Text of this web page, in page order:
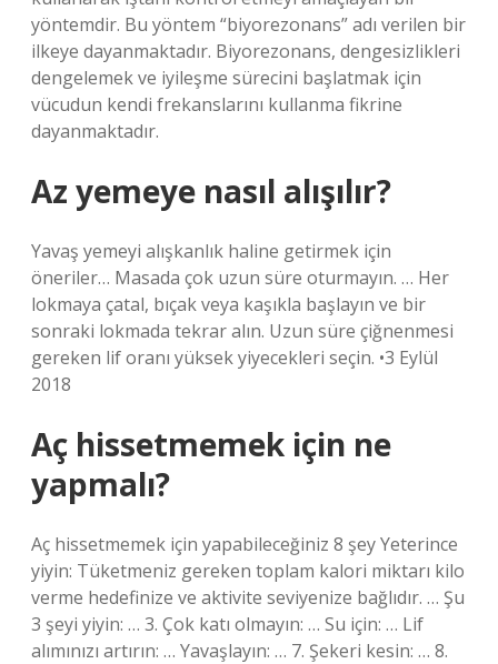
yöntemdir. Bu yöntem “biyorezonans” adı verilen bir
ilkeye dayanmaktadır. Biyorezonans, dengesizlikleri
dengelemek ve iyileşme sürecini başlatmak için
vücudun kendi frekanslarını kullanma fikrine
dayanmaktadır.
Az yemeye nasıl alışılır?
Yavaş yemeyi alışkanlık haline getirmek için
öneriler… Masada çok uzun süre oturmayın. … Her
lokmaya çatal, bıçak veya kaşıkla başlayın ve bir
sonraki lokmada tekrar alın. Uzun süre çiğnenmesi
gereken lif oranı yüksek yiyecekleri seçin. •3 Eylül
2018
Aç hissetmemek için ne
yapmalı?
Aç hissetmemek için yapabileceğiniz 8 şey Yeterince
yiyin: Tüketmeniz gereken toplam kalori miktarı kilo
verme hedefinize ve aktivite seviyenize bağlıdır. … Şu
3 şeyi yiyin: … 3. Çok katı olmayın: … Su için: … Lif
alımınızı artırın: … Yavaşlayın: … 7. Şekeri kesin: … 8.